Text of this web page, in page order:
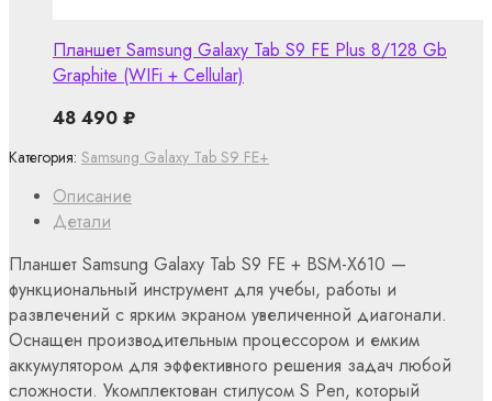
Описание
Детали
Планшет Samsung Galaxy Tab S9 FE + BSM-X610 —
функциональный инструмент для учебы, работы и
развлечений с ярким экраном увеличенной диагонали.
Оснащен производительным процессором и емким
аккумулятором для эффективного решения задач любой
сложности. Укомплектован стилусом S Pen, который
Категория: Samsung Galaxy Tab S9 FE+
Планшет Samsung Galaxy Tab S9 FE Plus 8/128 Gb
Graphite (WIFi + Cellular)
48 490 ₽